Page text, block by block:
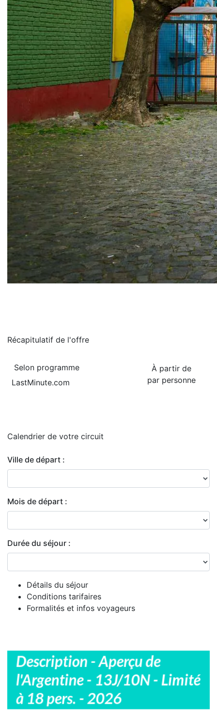
Récapitulatif de l'offre
À partir de
par personne
Selon programme
LastMinute.com
Calendrier de votre circuit
Ville de départ :
Mois de départ :
Durée du séjour :
Détails du séjour
Conditions tarifaires
Formalités et infos voyageurs